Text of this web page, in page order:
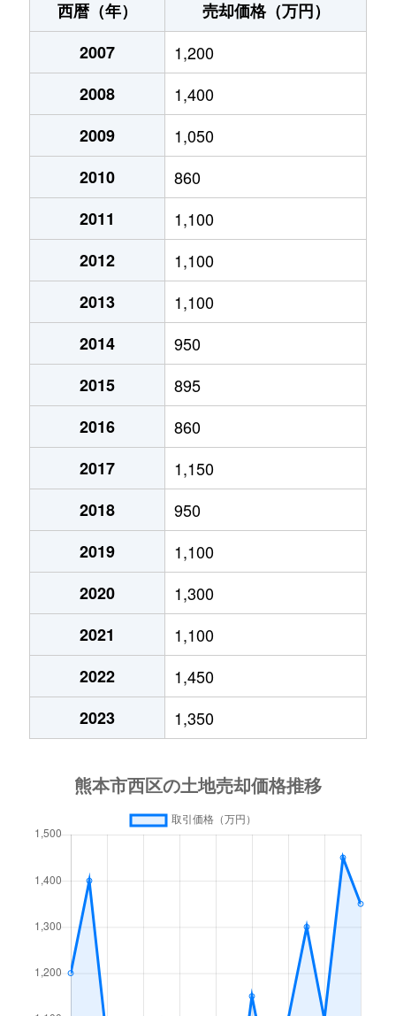
花園 500万円
上熊本(ＪＲ・熊本電
花園
800万円
崇城大学前
松尾
350万円
熊本
松尾
350万円
熊本
横手
1,400万円
熊本
横手
7,600万円
熊本
蓮台寺
33,000万円
熊本
蓮台寺
4,700万円
熊本
蓮台寺
17,000万円 熊本
西暦（年）
売却価格（万円）
2007
1,200
2008
1,400
2009
1,050
2010
860
2011
1,100
2012
1,100
2013
1,100
2014
950
2015
895
2016
860
2017
1,150
2018
950
2019
1,100
2020
1,300
2021
1,100
2022
1,450
2023
1,350